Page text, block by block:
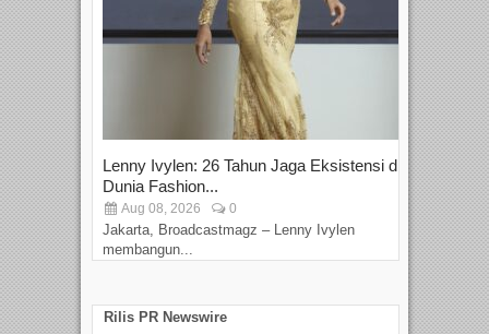
Lenny Ivylen: 26 Tahun Jaga Eksistensi di
Dunia Fashion...
Aug 08, 2026 0
Jakarta, Broadcastmagz – Lenny Ivylen
membangun...
Rilis PR Newswire